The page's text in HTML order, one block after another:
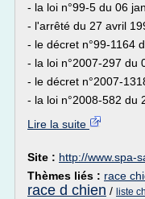
- la loi n°99-5 du 06
- l'arrêté du 27 avril
- le décret n°99-1164
- la loi n°2007-297 du
- le décret n°2007-
- la loi n°2008-582 du
Lire la suite
Site : http://www.spa-
Thèmes liés : race
race d chien / liste